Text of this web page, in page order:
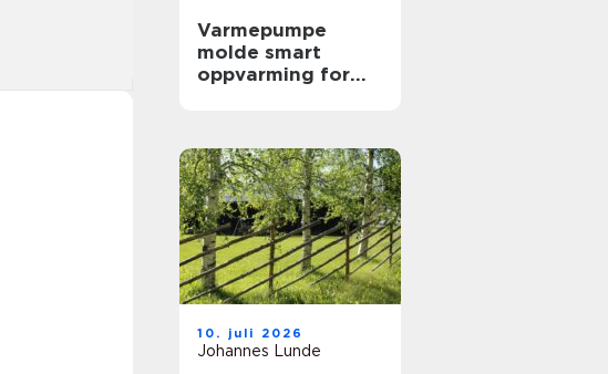
Varmepumpe
molde smart
oppvarming for
10. juli 2026
Johannes Lunde